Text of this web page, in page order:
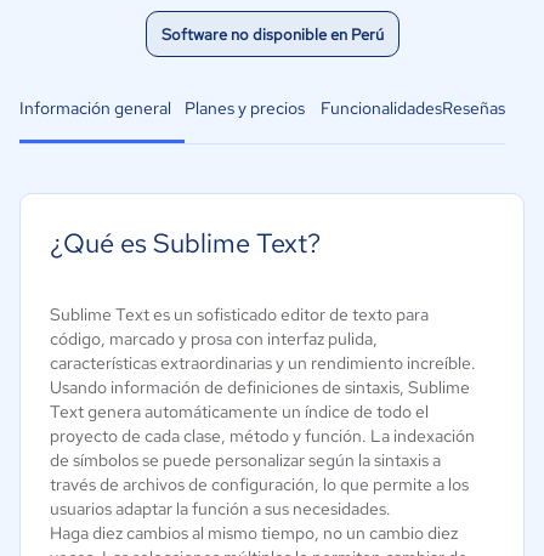
Software no disponible en Perú
Información general Planes y precios FuncionalidadesReseñas
¿Qué es Sublime Text?
Sublime Text es un sofisticado editor de texto para
código, marcado y prosa con interfaz pulida,
características extraordinarias y un rendimiento increíble.
Usando información de definiciones de sintaxis, Sublime
Text genera automáticamente un índice de todo el
proyecto de cada clase, método y función. La indexación
de símbolos se puede personalizar según la sintaxis a
través de archivos de configuración, lo que permite a los
usuarios adaptar la función a sus necesidades.
Haga diez cambios al mismo tiempo, no un cambio diez